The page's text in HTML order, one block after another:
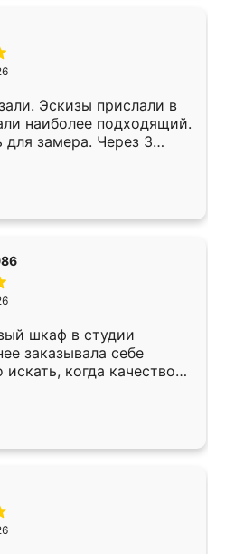
Эскизы прислали в
наиболее подходящий.
для замера. Через 3
уже готова. Остались
Спасибо Ренессанс
работу!
шкаф в студии
заказывала себе
когда качеством
кухня уже почти
нет.